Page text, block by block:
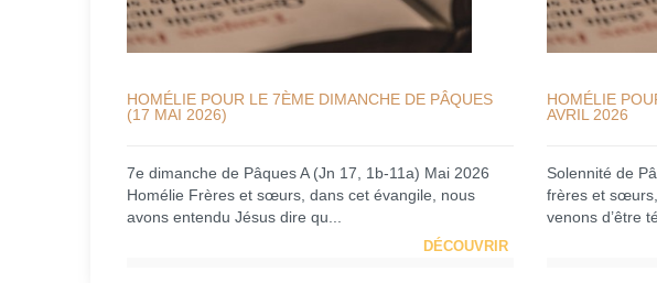
HOMÉLIE POUR LE 7ÈME DIMANCHE DE PÂQUES
(17 MAI 2026)
7e dimanche de Pâques A (Jn 17, 1b-11a) Mai 2026
Homélie Frères et sœurs, dans cet évangile, nous
avons entendu Jésus dire qu...
DÉCOUVRIR
HOMÉLIE
AVRIL 2026
Solennité de
frères et
venons d’être